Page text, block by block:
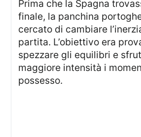
Prima che la Spagna trovasse il colpo
finale, la panchina
cercato di cambiare
partita. L’obiettivo era
spezzare gli equilibri e
maggiore intensità i
possesso.